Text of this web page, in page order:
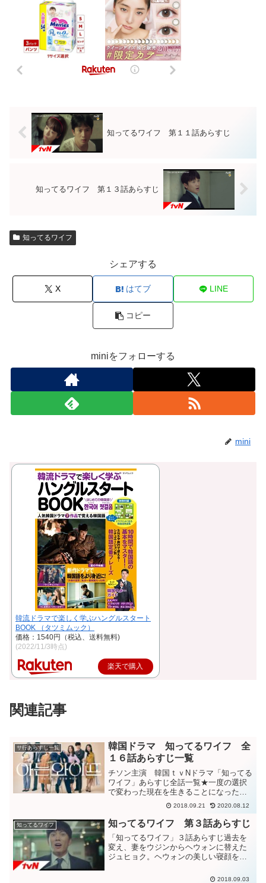
知ってるワイフ 第１１話あらすじ
知ってるワイフ 第１３話あらすじ
知ってるワイフ
シェアする
X はてブ LINE
コピー
miniをフォローする
mini
韓流ドラマで楽しく学ぶハングルスタート
BOOK （タツミムック）
価格：1540円（税込、送料無料)
(2022/11/3時点)
楽天で購入
関連記事
サ行あらすじ一覧
韓国ドラマ 知ってるワイフ 全
１６話あらすじ一覧
チソン主演 韓国ｔｖNドラマ「知ってる
ワイフ」あらすじ全話一覧★一度の選択
で変わった現在を生きることになった運
命的なラブストーリー。チソン主演 韓
国ドラマ「知ってるワイフ」登場人物・
キャスト紹介はこちら→☆第１話あらす
じ 第２話あらすじ 第...
2018.09.21 2020.08.12
知ってるワイフ 知ってるワイフ 第３話あらすじ
「知ってるワイフ」３話あらすじ過去を
変え、妻をウジンからヘウォンに替えた
ジュヒョク。ヘウォンの美しい寝顔を見
ク。一人、早朝にジョギングをするウジ
2018.09.03